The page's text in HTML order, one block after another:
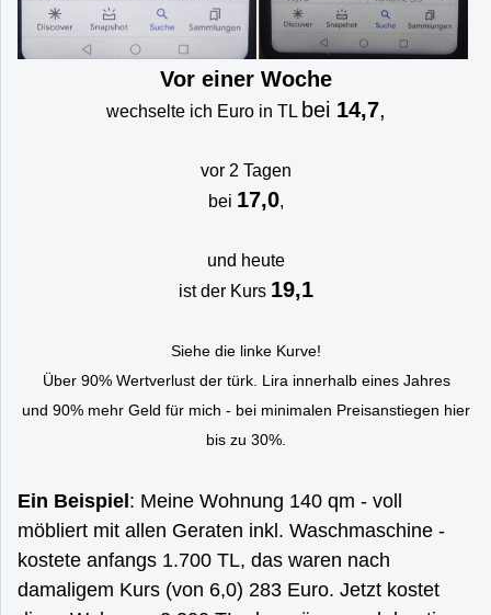
Vor einer Woche
wechselte ich Euro in TL bei 14,7,
vor 2 Tagen
bei 17,0,
und heute
ist der Kurs 19,1
Siehe die linke Kurve!
Über 90% Wertverlust der türk. Lira innerhalb eines Jahres
und 90% mehr Geld für mich - bei minimalen Preisanstiegen hier
bis zu 30%.
Ein Beispiel: Meine Wohnung 140 qm - voll
möbliert mit allen Geraten inkl. Waschmaschine -
kostete anfangs 1.700 TL, das waren nach
damaligem Kurs (von 6,0) 283 Euro. Jetzt kostet